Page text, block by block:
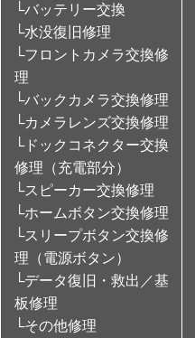
└バッテリー交換
└水没復旧修理
└フロントカメラ交換修
理
└バックカメラ交換修理
└カメラレンズ交換修理
└ドックコネクター交換
修理（充電部分）
└スピーカー交換修理
└ホームボタン交換修理
└スリープボタン交換修
理（電源ボタン）
└データ復旧・救出／基
板修理
└その他修理